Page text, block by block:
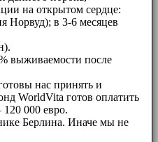
на открытом сердце:
Норвуд); в 3-6 месяцев
выживаемости после
нас принять и
WorldVita готов оплатить
000 евро.
Берлина. Иначе мы не